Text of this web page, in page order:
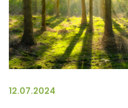
12.07.2024